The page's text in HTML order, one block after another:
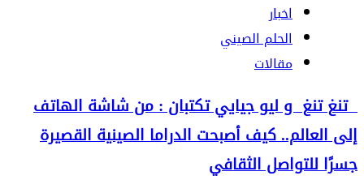
اخبار
الحلم الصيني
مقالات
تنغ تنغ و ليو جيايي تكتبان : من شاشة الهاتف
إلى العالم.. كيف أصبحت الدراما الصينية القصيرة
جسرًا للتواصل الثقافي